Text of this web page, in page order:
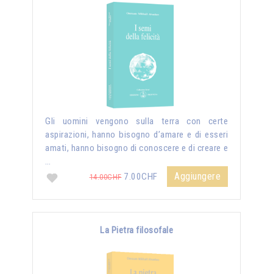
Gli uomini vengono sulla terra con certe
aspirazioni, hanno bisogno d’amare e di esseri
amati, hanno bisogno di conoscere e di creare e
…
14.00CHF7.00CHF Aggiungere
La Pietra filosofale